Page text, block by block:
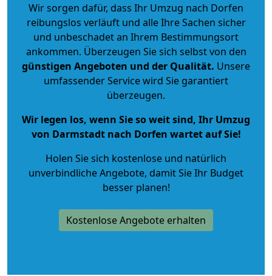
Wir sorgen dafür, dass Ihr Umzug nach Dorfen
reibungslos verläuft und alle Ihre Sachen sicher
und unbeschadet an Ihrem Bestimmungsort
ankommen. Überzeugen Sie sich selbst von den
günstigen Angeboten und der Qualität. Unsere
umfassender Service wird Sie garantiert
überzeugen.
Wir legen los, wenn Sie so weit sind, Ihr Umzug
von Darmstadt nach Dorfen wartet auf Sie!
Holen Sie sich kostenlose und natürlich
unverbindliche Angebote, damit Sie Ihr Budget
besser planen!
Kostenlose Angebote erhalten